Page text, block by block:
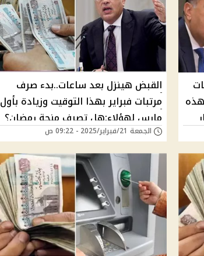
جنيه لهذه
القبض هينزل بعد ساعات..بدء صرف
مرتبات فبراير بهذا التوقيت وزيادة بأول
مارس لهؤلاء:هل تصرف منحة رمضان؟
الجمعة 21/فبراير/2025 - 09:22 ص